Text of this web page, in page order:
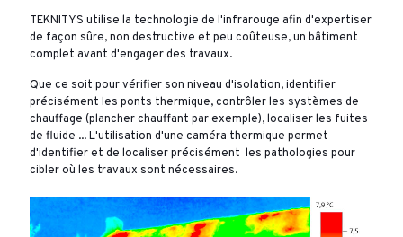
TEKNITYS utilise la technologie de l'infrarouge afin d'expertiser
de façon sûre, non destructive et peu coûteuse, un bâtiment
complet avant d'engager des travaux.
Que ce soit pour vérifier son niveau d'isolation, identifier
précisément les ponts thermique, contrôler les systèmes de
chauffage (plancher chauffant par exemple), localiser les fuites
de fluide ... L'utilisation d'une caméra thermique permet
d'identifier et de localiser précisément les pathologies pour
cibler où les travaux sont nécessaires.